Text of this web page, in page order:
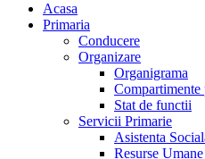
Acasa
Primaria
Conducere
Organizare
Organigrama
Compartimente
Stat de functii
Servicii Primarie
Asistenta
Resurse Umane